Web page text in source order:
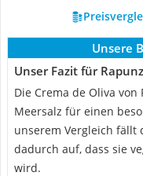
Unsere
Unser Fazit für
Die Crema de Oliva
Meersalz für einen
unserem Vergleich fällt
dadurch auf, dass sie
wird.